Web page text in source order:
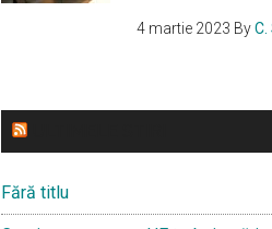
4 martie 2023 ByC.
Fără titlu